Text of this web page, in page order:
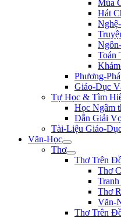
Múa
Hát
Toán
Phương-
Giáo-Dục
Tự Học & Tìm
Học Ngâm
Dẫn Giải
Tài-Liệu Giáo-
Văn-Học
Thơ
Thơ Trên
Thơ
Thơ
Văn-
Thơ Trên